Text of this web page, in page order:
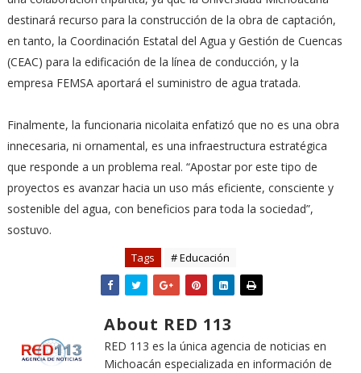
destinará recurso para la construcción de la obra de captación,
en tanto, la Coordinación Estatal del Agua y Gestión de Cuencas
(CEAC) para la edificación de la línea de conducción, y la
empresa FEMSA aportará el suministro de agua tratada.
Finalmente, la funcionaria nicolaita enfatizó que no es una obra
innecesaria, ni ornamental, es una infraestructura estratégica
que responde a un problema real. “Apostar por este tipo de
proyectos es avanzar hacia un uso más eficiente, consciente y
sostenible del agua, con beneficios para toda la sociedad”,
sostuvo.
Tags # Educación
About RED 113
RED 113 es la única agencia de noticias en
Michoacán especializada en información de